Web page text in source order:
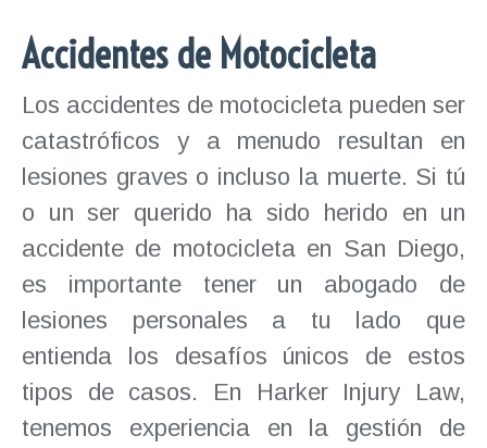
Accidentes de Motocicleta
Los accidentes de motocicleta pueden ser
catastróficos y a menudo resultan en
lesiones graves o incluso la muerte. Si tú
o un ser querido ha sido herido en un
accidente de motocicleta en San Diego,
es importante tener un abogado de
lesiones personales a tu lado que
entienda los desafíos únicos de estos
tipos de casos. En Harker Injury Law,
tenemos experiencia en la gestión de